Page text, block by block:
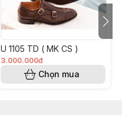
U 1105 TD ( MK CS )
3.000.000đ
Chọn mua